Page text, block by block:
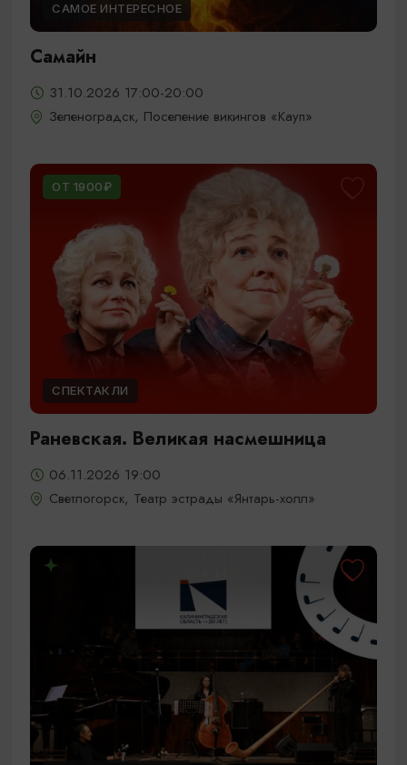
САМОЕ ИНТЕРЕСНОЕ
Самайн
31.10.2026 17:00-20:00
Зеленоградск, Поселение викингов «Кауп»
ОТ 1900₽
СПЕКТАКЛИ
Раневская. Великая насмешница
06.11.2026 19:00
Светлогорск, Театр эстрады «Янтарь-холл»